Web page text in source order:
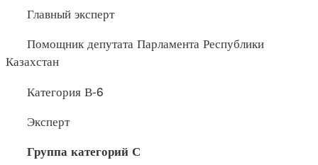
Главный эксперт
Помощник депутата Парламента Республики
Казахстан
Категория В-6
Эксперт
Группа категорий С